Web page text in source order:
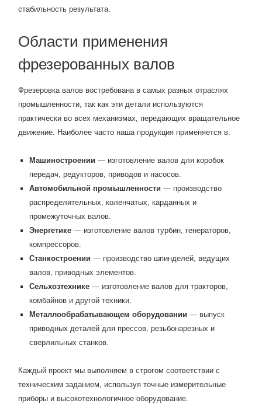
стабильность результата.
Области применения
фрезерованных валов
Фрезеровка валов востребована в самых разных отраслях
промышленности, так как эти детали используются
практически во всех механизмах, передающих вращательное
движение. Наиболее часто наша продукция применяется в:
Машиностроении — изготовление валов для коробок
передач, редукторов, приводов и насосов.
Автомобильной промышленности — производство
распределительных, коленчатых, карданных и
промежуточных валов.
Энергетике — изготовление валов турбин, генераторов,
компрессоров.
Станкостроении — производство шпинделей, ведущих
валов, приводных элементов.
Сельхозтехнике — изготовление валов для тракторов,
комбайнов и другой техники.
Металлообрабатывающем оборудовании — выпуск
приводных деталей для прессов, резьбонарезных и
сверлильных станков.
Каждый проект мы выполняем в строгом соответствии с
техническим заданием, используя точные измерительные
приборы и высокотехнологичное оборудование.